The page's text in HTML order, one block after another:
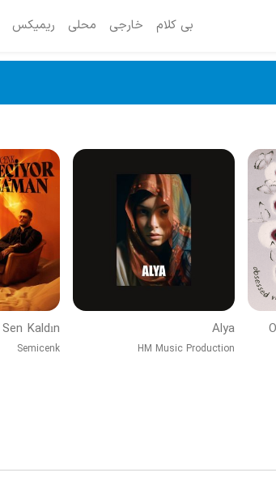
بی کلام خارجی محلی ریمیکس
Alya
HM Music Production
Sen Kaldın
Semicenk